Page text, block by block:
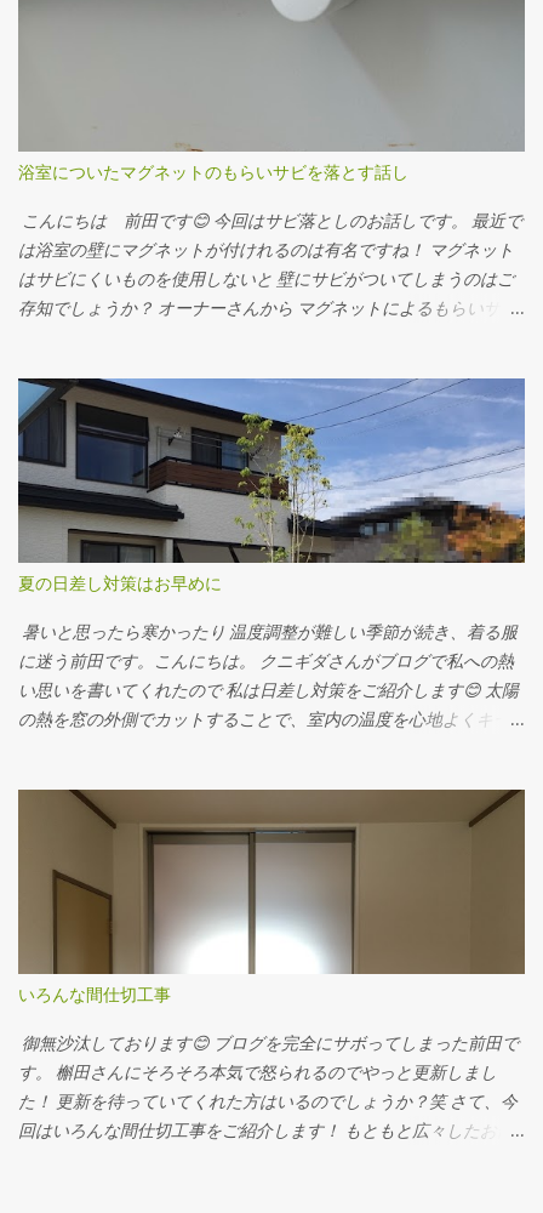
浴室についたマグネットのもらいサビを落とす話し
こんにちは 前田です😊 今回はサビ落としのお話しです。 最近で
は浴室の壁にマグネットが付けれるのは有名ですね！ マグネット
はサビにくいものを使用しないと 壁にサビがついてしまうのはご
存知でしょうか？ オーナーさんから マグネットによるもらいサ
す。 50℃くらいの熱湯をサビがついてしまった壁にかけて温めま
す。 ハイドロハイターも50℃の熱湯で溶かします。 少しドロッと
するくらいの粘度にすると壁にとどまってくれます。 30分くらい
置いてスポンジでこするときれいにとれます。 （壁が傷む可能性
があります。目立たない所でお試しいただいてから使用くださ
い。） ぜひお試しください😊 ※浴室にはさびにくいマグネットを
ご使用下さい※
夏の日差し対策はお早めに
暑いと思ったら寒かったり 温度調整が難しい季節が続き、着る服
に迷う前田です。こんにちは。 クニギダさんがブログで私への熱
い思いを書いてくれたので 私は日差し対策をご紹介します😊 太陽
の熱を窓の外側でカットすることで、室内の温度を心地よくキー
つけました。 まっすぐおろして窓枠に固定 斜めにおろしてタイル
に固定 こちらはオーニング オーニングは色が豊富で勾配が付けれ
たり 日よけ下のスペースが有効利用できるメリットがあります。
夏の日差し対策は早めに(^^)
いろんな間仕切工事
御無沙汰しております😊 ブログを完全にサボってしまった前田で
す。 槲田さんにそろそろ本気で怒られるのでやっと更新しまし
た！ 更新を待っていてくれた方はいるのでしょうか？笑 さて、今
回はいろんな間仕切工事をご紹介します！ もともと広々したお部